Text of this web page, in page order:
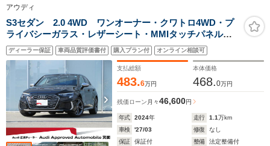
アウディ
S3セダン 2.0 4WD ワンオーナー・クワトロ4WD・プ
ライバシーガラス・レザーシート・MMIタッチパネル・
衝突軽減ブレーキ・アダプティブクルーズ・LEDライ
ト・サイドアシスト・レーンキープ・シートヒーター
ディーラー保証 車両品質評価書付 購入プラン付 オンライン相談可
支払総額
483.6万円
本体価格
468.0万円
残価ローン 月々46,600円
年式 2024年 走行 1.1万km
車検
'27/03 修復
なし
保証
保証付 整備
法定整備付